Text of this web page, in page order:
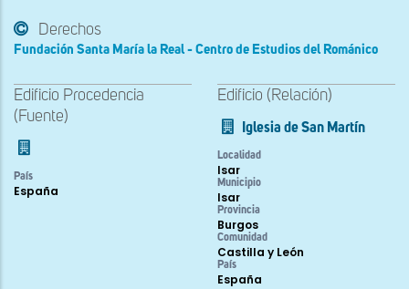
Derechos
Fundación Santa María la Real - Centro de Estudios del Románico
Edificio Procedencia
(Fuente)
País
España
Edificio (Relación)
Iglesia de San Martín
Localidad
Isar
Municipio
Isar
Provincia
Burgos
Comunidad
Castilla y León
País
España